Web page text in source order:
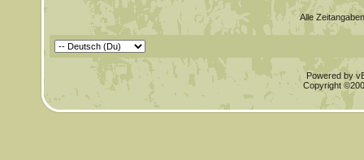
Alle
Powered by
Copyright